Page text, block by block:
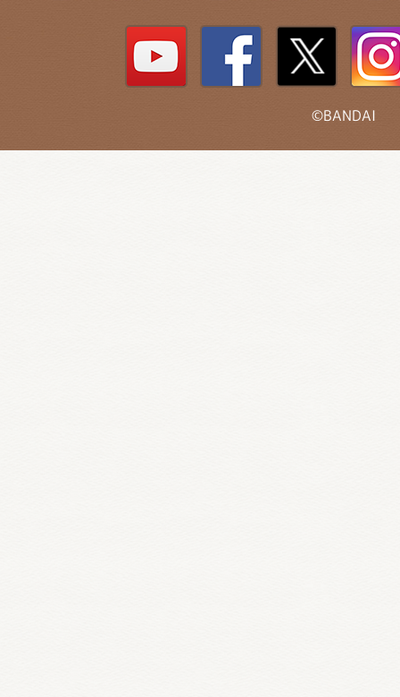
©BANDAI